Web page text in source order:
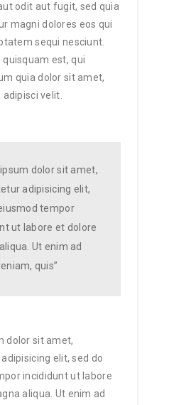
odit aut fugit, sed quia
magni dolores eos qui
sequi nesciunt.
quisquam est, qui
quia dolor sit amet,
velit.
dolor sit amet,
adipisicing elit,
tempor
ut labore et dolore
Ut enim ad
quis”
dolor sit amet,
elit, sed do
incididunt ut labore
aliqua. Ut enim ad